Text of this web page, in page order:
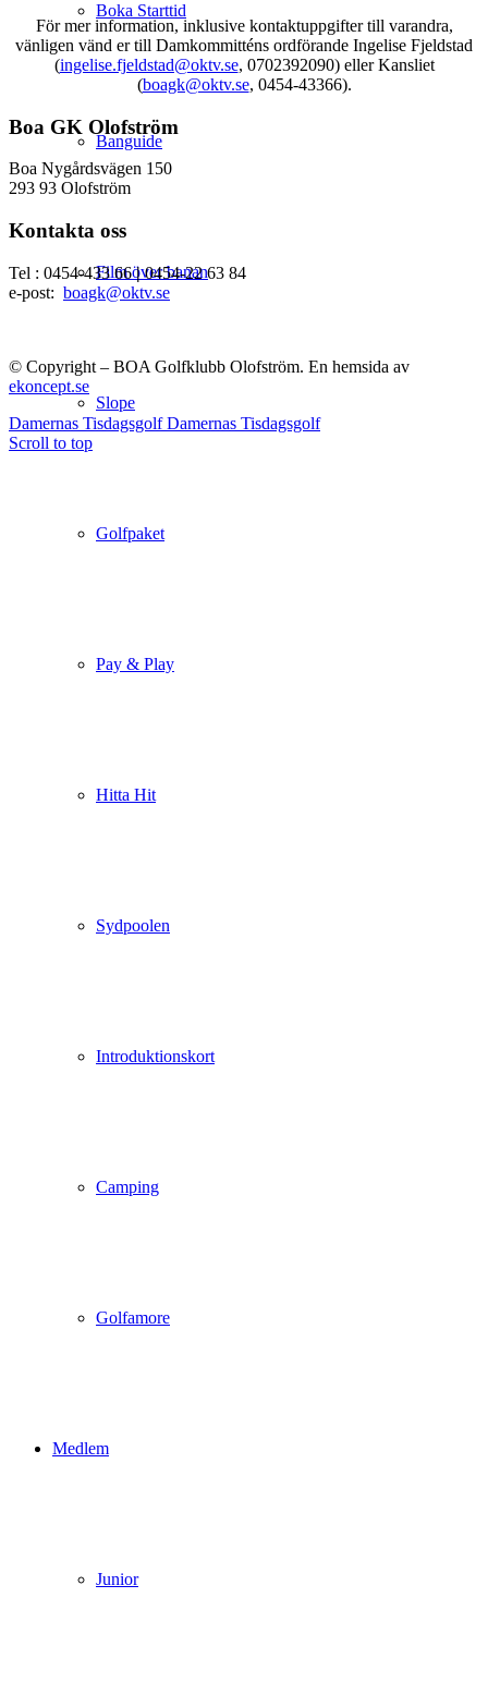
Boka Starttid
Banguide
Film över banan
Slope
Golfpaket
Pay & Play
Hitta Hit
Sydpoolen
Introduktionskort
Camping
Golfamore
Medlem
Junior
För mer information, inklusive kontaktuppgifter till varandra,
vänligen vänd er till Damkommitténs ordförande Ingelise Fjeldstad
(ingelise.fjeldstad@oktv.se, 0702392090) eller Kansliet
(boagk@oktv.se, 0454-43366).
Boa GK Olofström
Boa Nygårdsvägen 150
293 93 Olofström
Kontakta oss
Tel : 0454-433 66|0454-22 63 84
e-post: boagk@oktv.se
© Copyright – BOA Golfklubb Olofström. En hemsida av
ekoncept.se
Damernas Tisdagsgolf Damernas Tisdagsgolf
Scroll to top